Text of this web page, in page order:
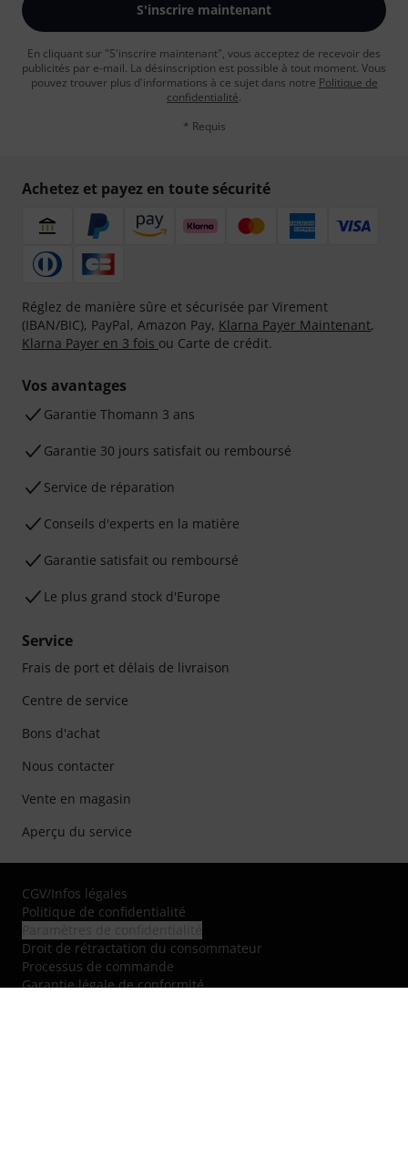
S'inscrire maintenant
En cliquant sur "S'inscrire maintenant", vous acceptez de recevoir des
publicités par e-mail. La désinscription est possible à tout moment. Vous
pouvez trouver plus d'informations à ce sujet dans notre Politique de
confidentialité.
* Requis
Achetez et payez en toute sécurité
Réglez de manière sûre et sécurisée par Virement
(IBAN/BIC), PayPal, Amazon Pay, Klarna Payer Maintenant,
Klarna Payer en 3 fois ou Carte de crédit.
Vos avantages
Ga­ran­tie Thomann 3 ans
Garantie 30 jours satisfait ou remboursé
Service de réparation
Conseils d'experts en la matière
Garantie satisfait ou remboursé
Le plus grand stock d'Europe
Service
Frais de port et délais de livraison
Centre de service
Bons d'achat
Nous contacter
Vente en magasin
Aperçu du service
CGV/Infos légales
Politique de confidentialité
Droit de rétractation du consommateur
Processus de commande
Garantie légale de conformité